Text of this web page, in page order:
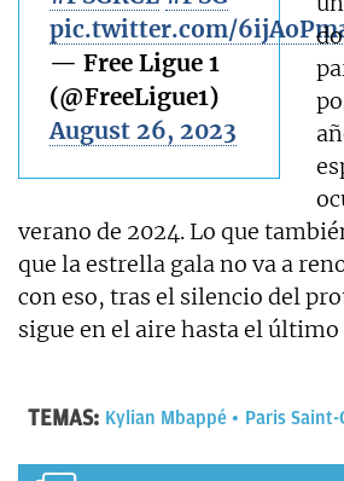
pic.twitter.com/
— Free Ligue 1
(@FreeLigue1)
August 26, 2023
verano de 2024. Lo que
que la estrella gala no va a
con eso, tras el silencio del
sigue en el aire hasta el último
TEMAS: Kylian Mbappé Paris Saint-